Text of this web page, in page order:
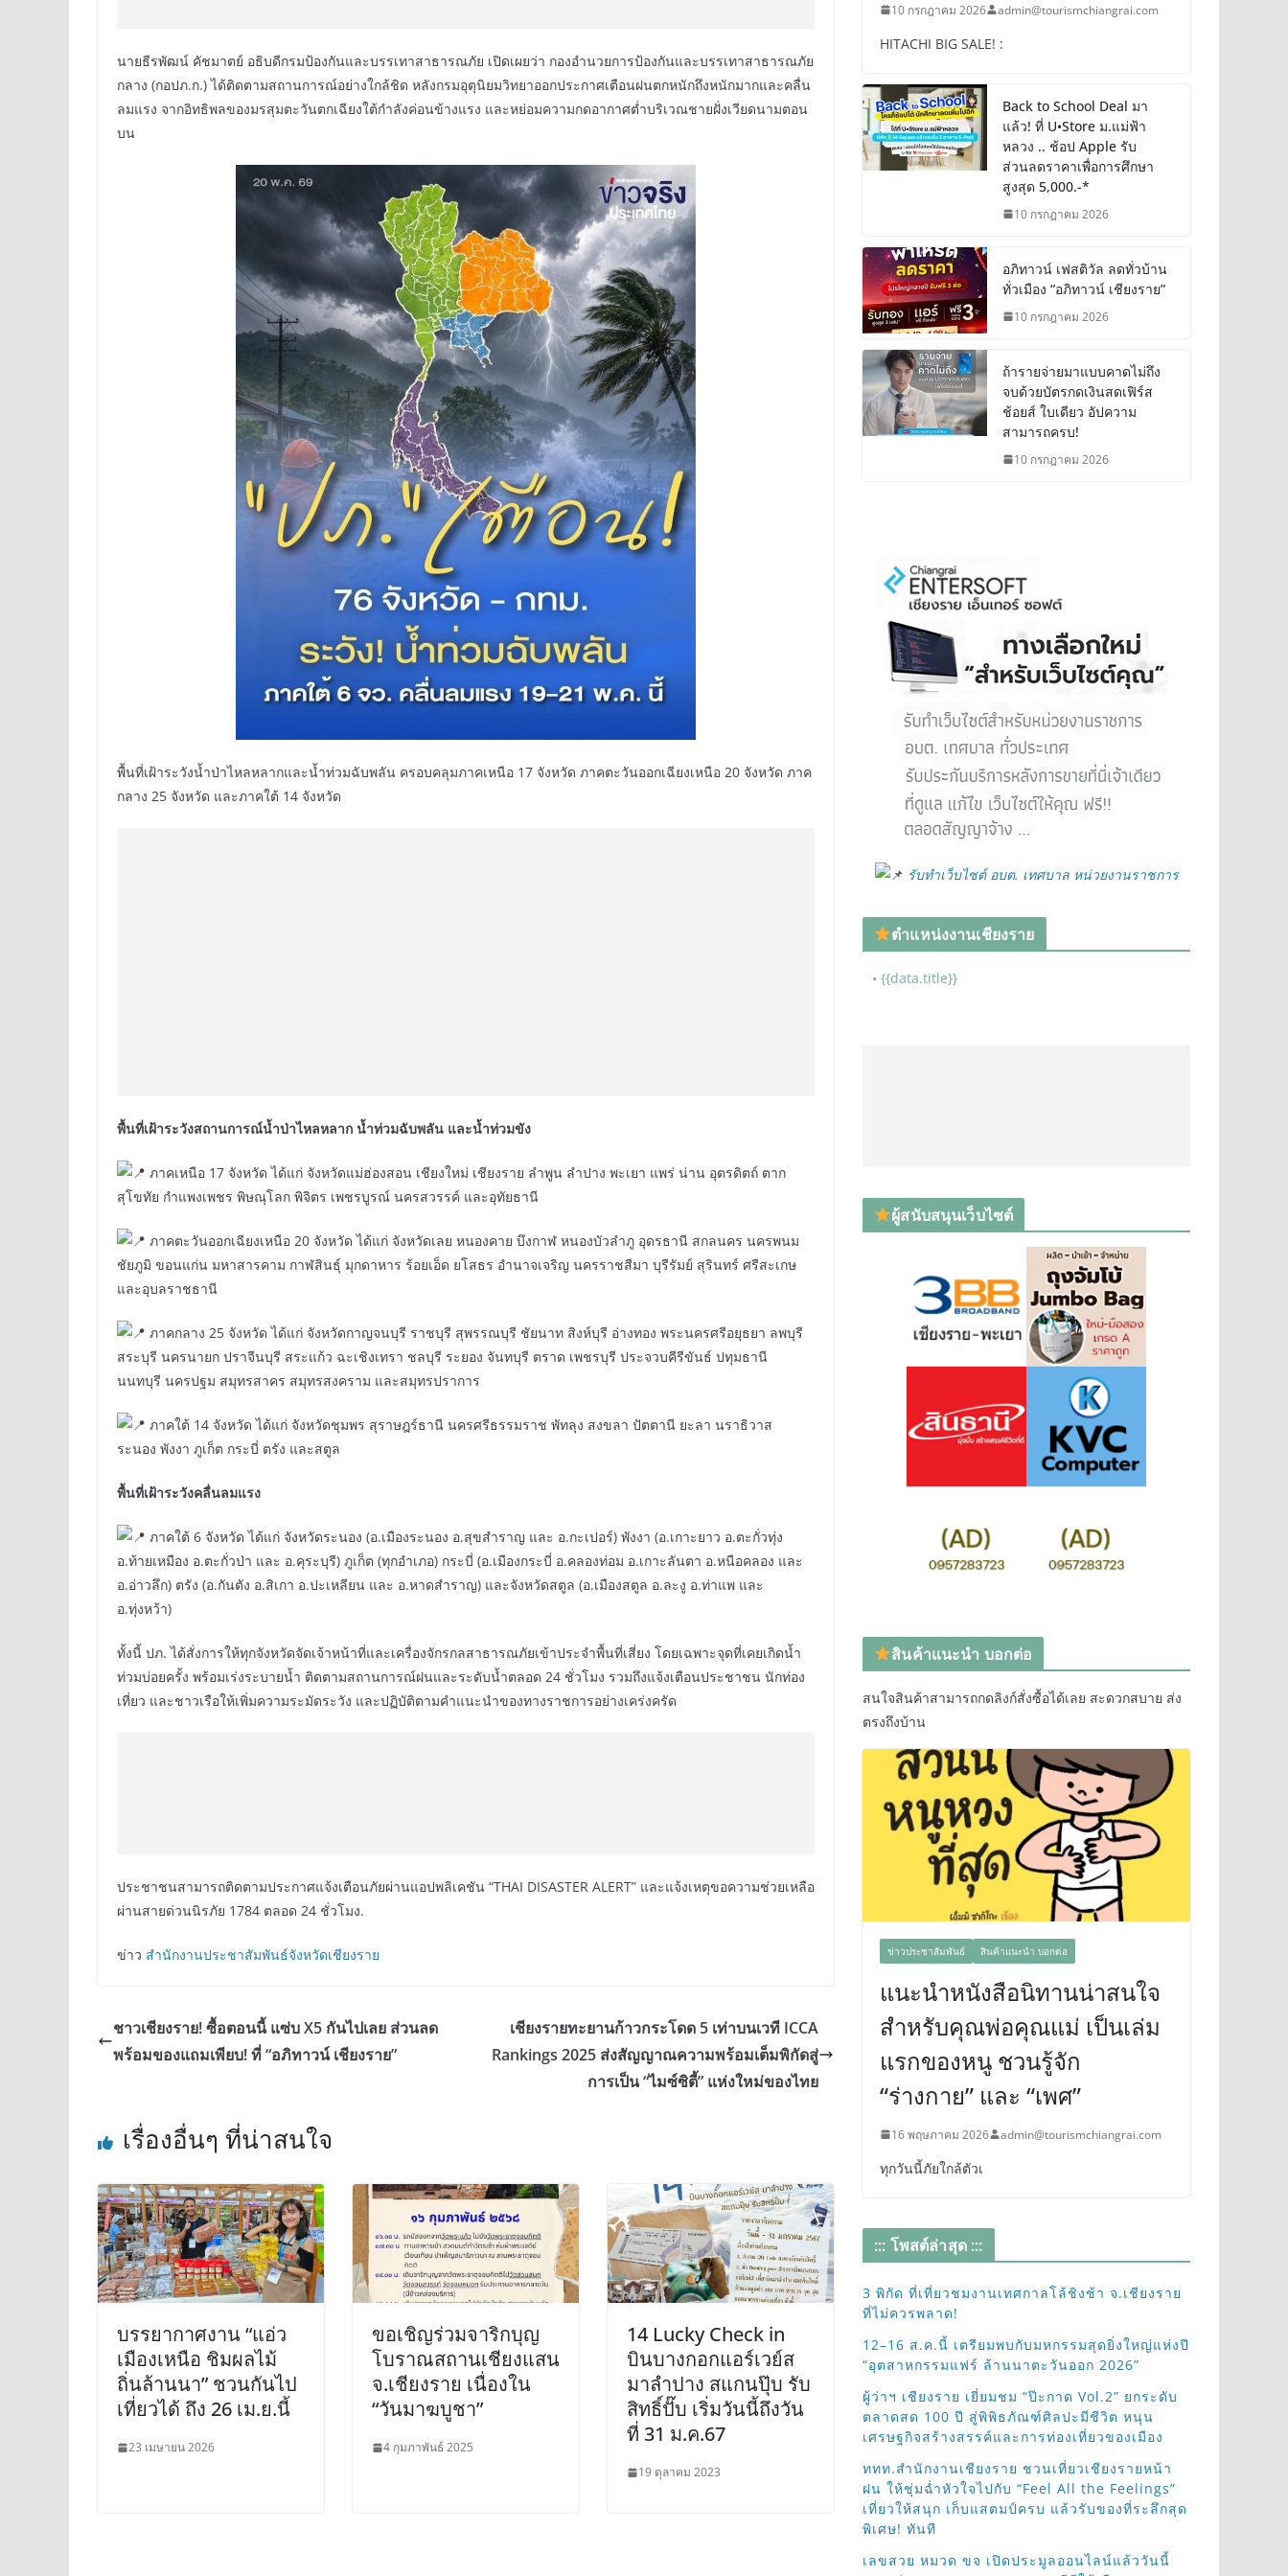
นายธีรพัฒน์ คัชมาตย์ อธิบดีกรมป้องกันและบรรเทาสาธารณภัย เปิดเผยว่า กองอำนวยการป้องกันและบรรเทาสาธารณภัย
กลาง (กอปภ.ก.) ได้ติดตามสถานการณ์อย่างใกล้ชิด หลังกรมอุตุนิยมวิทยาออกประกาศเตือนฝนตกหนักถึงหนักมากและคลื่น
ลมแรง จากอิทธิพลของมรสุมตะวันตกเฉียงใต้กำลังค่อนข้างแรง และหย่อมความกดอากาศต่ำบริเวณชายฝั่งเวียดนามตอน
บน
พื้นที่เฝ้าระวังน้ำป่าไหลหลากและน้ำท่วมฉับพลัน ครอบคลุมภาคเหนือ 17 จังหวัด ภาคตะวันออกเฉียงเหนือ 20 จังหวัด ภาค
กลาง 25 จังหวัด และภาคใต้ 14 จังหวัด
พื้นที่เฝ้าระวังสถานการณ์น้ำป่าไหลหลาก น้ำท่วมฉับพลัน และน้ำท่วมขัง
ภาคเหนือ 17 จังหวัด ได้แก่ จังหวัดแม่ฮ่องสอน เชียงใหม่ เชียงราย ลำพูน ลำปาง พะเยา แพร่ น่าน อุตรดิตถ์ ตาก
สุโขทัย กำแพงเพชร พิษณุโลก พิจิตร เพชรบูรณ์ นครสวรรค์ และอุทัยธานี
ภาคตะวันออกเฉียงเหนือ 20 จังหวัด ได้แก่ จังหวัดเลย หนองคาย บึงกาฬ หนองบัวลำภู อุดรธานี สกลนคร นครพนม
ชัยภูมิ ขอนแก่น มหาสารคาม กาฬสินธุ์ มุกดาหาร ร้อยเอ็ด ยโสธร อำนาจเจริญ นครราชสีมา บุรีรัมย์ สุรินทร์ ศรีสะเกษ
และอุบลราชธานี
ภาคกลาง 25 จังหวัด ได้แก่ จังหวัดกาญจนบุรี ราชบุรี สุพรรณบุรี ชัยนาท สิงห์บุรี อ่างทอง พระนครศรีอยุธยา ลพบุรี
สระบุรี นครนายก ปราจีนบุรี สระแก้ว ฉะเชิงเทรา ชลบุรี ระยอง จันทบุรี ตราด เพชรบุรี ประจวบคีรีขันธ์ ปทุมธานี
นนทบุรี นครปฐม สมุทรสาคร สมุทรสงคราม และสมุทรปราการ
ภาคใต้ 14 จังหวัด ได้แก่ จังหวัดชุมพร สุราษฎร์ธานี นครศรีธรรมราช พัทลุง สงขลา ปัตตานี ยะลา นราธิวาส
ระนอง พังงา ภูเก็ต กระบี่ ตรัง และสตูล
พื้นที่เฝ้าระวังคลื่นลมแรง
ภาคใต้ 6 จังหวัด ได้แก่ จังหวัดระนอง (อ.เมืองระนอง อ.สุขสำราญ และ อ.กะเปอร์) พังงา (อ.เกาะยาว อ.ตะกั่วทุ่ง
อ.ท้ายเหมือง อ.ตะกั่วป่า และ อ.คุระบุรี) ภูเก็ต (ทุกอำเภอ) กระบี่ (อ.เมืองกระบี่ อ.คลองท่อม อ.เกาะลันตา อ.หนือคลอง และ
อ.อ่าวลึก) ตรัง (อ.กันตัง อ.สิเกา อ.ปะเหลียน และ อ.หาดสำราญ) และจังหวัดสตูล (อ.เมืองสตูล อ.ละงู อ.ท่าแพ และ
อ.ทุ่งหว้า)
ทั้งนี้ ปภ. ได้สั่งการให้ทุกจังหวัดจัดเจ้าหน้าที่และเครื่องจักรกลสาธารณภัยเข้าประจำพื้นที่เสี่ยง โดยเฉพาะจุดที่เคยเกิดน้ำ
ท่วมบ่อยครั้ง พร้อมเร่งระบายน้ำ ติดตามสถานการณ์ฝนและระดับน้ำตลอด 24 ชั่วโมง รวมถึงแจ้งเตือนประชาชน นักท่อง
เที่ยว และชาวเรือให้เพิ่มความระมัดระวัง และปฏิบัติตามคำแนะนำของทางราชการอย่างเคร่งครัด
ประชาชนสามารถติดตามประกาศแจ้งเตือนภัยผ่านแอปพลิเคชัน “THAI DISASTER ALERT” และแจ้งเหตุขอความช่วยเหลือ
ผ่านสายด่วนนิรภัย 1784 ตลอด 24 ชั่วโมง.
ข่าว สำนักงานประชาสัมพันธ์จังหวัดเชียงราย
ชาวเชียงราย! ซื้อตอนนี้ แซ่บ X5 กันไปเลย ส่วนลด
พร้อมของแถมเพียบ! ที่ “อภิทาวน์ เชียงราย”
เชียงรายทะยานก้าวกระโดด 5 เท่าบนเวที ICCA
Rankings 2025 ส่งสัญญาณความพร้อมเต็มพิกัดสู่
การเป็น “ไมซ์ซิตี้” แห่งใหม่ของไทย
เรื่องอื่นๆ ที่น่าสนใจ
บรรยากาศงาน “แอ่ว
เมืองเหนือ ชิมผลไม้
ถิ่นล้านนา” ชวนกันไป
เที่ยวได้ ถึง 26 เม.ย.นี้
23 เมษายน 2026
ขอเชิญร่วมจาริกบุญ
โบราณสถานเชียงแสน
จ.เชียงราย เนื่องใน
“วันมาฆบูชา”
4 กุมภาพันธ์ 2025
14 Lucky Check in
บินบางกอกแอร์เวย์ส
มาลำปาง สแกนปุ๊บ รับ
สิทธิ์ปั๊บ เริ่มวันนี้ถึงวัน
ที่ 31 ม.ค.67
19 ตุลาคม 2023
10 กรกฎาคม 2026 admin@tourismchiangrai.com
HITACHI BIG SALE! :
Back to School Deal มา
แล้ว! ที่ U•Store ม.แม่ฟ้า
หลวง .. ช้อป Apple รับ
ส่วนลดราคาเพื่อการศึกษา
สูงสุด 5,000.-*
10 กรกฎาคม 2026
อภิทาวน์ เฟสติวัล ลดทั่วบ้าน
ทั่วเมือง “อภิทาวน์ เชียงราย”
10 กรกฎาคม 2026
ถ้ารายจ่ายมาแบบคาดไม่ถึง
จบด้วยบัตรกดเงินสดเฟิร์ส
ช้อยส์ ใบเดียว อัปความ
สามารถครบ!
10 กรกฎาคม 2026
รับทำเว็บไซต์ อบต. เทศบาล หน่วยงานราชการ
ตำแหน่งงานเชียงราย
• {{data.title}}
ผู้สนับสนุนเว็บไซต์
สินค้าแนะนำ บอกต่อ
สนใจสินค้าสามารถกดลิงก์สั่งซื้อได้เลย สะดวกสบาย ส่ง
ตรงถึงบ้าน
ข่าวประชาสัมพันธ์ สินค้าแนะนำ บอกต่อ
แนะนำหนังสือนิทานน่าสนใจ
สำหรับคุณพ่อคุณแม่ เป็นเล่ม
แรกของหนู ชวนรู้จัก
“ร่างกาย” และ “เพศ”
16 พฤษภาคม 2026 admin@tourismchiangrai.com
ทุกวันนี้ภัยใกล้ตัวเ
::: โพสต์ล่าสุด :::
3 พิกัด ที่เที่ยวชมงานเทศกาลโล้ชิงช้า จ.เชียงราย
ที่ไม่ควรพลาด!
12–16 ส.ค.นี้ เตรียมพบกับมหกรรมสุดยิ่งใหญ่แห่งปี
“อุตสาหกรรมแฟร์ ล้านนาตะวันออก 2026”
ผู้ว่าฯ เชียงราย เยี่ยมชม “ป๊ะกาด Vol.2” ยกระดับ
ตลาดสด 100 ปี สู่พิพิธภัณฑ์ศิลปะมีชีวิต หนุน
เศรษฐกิจสร้างสรรค์และการท่องเที่ยวของเมือง
ททท.สำนักงานเชียงราย ชวนเที่ยวเชียงรายหน้า
ฝน ให้ชุ่มฉ่ำหัวใจไปกับ “Feel All the Feelings”
เที่ยวให้สนุก เก็บแสตมป์ครบ แล้วรับของที่ระลึกสุด
พิเศษ! ทันที
เลขสวย หมวด ขจ เปิดประมูลออนไลน์แล้ววันนี้